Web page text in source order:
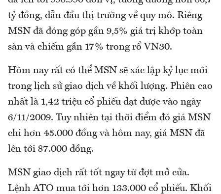
tỷ đồng, dẫn đầu thị trường về quy mô. Riêng
MSN đã đóng góp gần 9,5% giá trị khớp toàn
sàn và chiếm gần 17% trong rổ VN30.
Hôm nay rất có thể MSN sẽ xác lập kỷ lục mới
trong lịch sử giao dịch về khối lượng. Phiên cao
nhất là 1,42 triệu cổ phiếu đạt được vào ngày
6/11/2009. Tuy nhiên tại thời điểm đó giá MSN
chi hơn 45.000 đồng và hôm nay, giá MSN đã
lên tới 87.000 đồng.
MSN giao dịch rất tốt ngay từ đợt mở cửa.
Lệnh ATO mua tới hơn 133.000 cổ phiếu. Khối